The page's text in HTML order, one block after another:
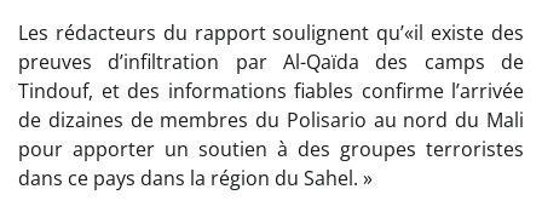
Les rédacteurs du rapport soulignent qu’«il existe des
preuves d’infiltration par Al-Qaïda des camps de
Tindouf, et des informations fiables confirme l’arrivée
de dizaines de membres du Polisario au nord du Mali
pour apporter un soutien à des groupes terroristes
dans ce pays dans la région du Sahel. »